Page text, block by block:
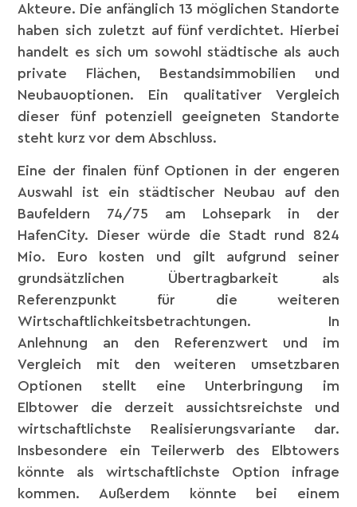
Akteure. Die anfänglich 13 möglichen Standorte
haben sich zuletzt auf fünf verdichtet. Hierbei
handelt es sich um sowohl städtische als auch
private Flächen, Bestandsimmobilien und
Neubauoptionen. Ein qualitativer Vergleich
dieser fünf potenziell geeigneten Standorte
steht kurz vor dem Abschluss.
Eine der finalen fünf Optionen in der engeren
Auswahl ist ein städtischer Neubau auf den
Baufeldern 74/75 am Lohsepark in der
HafenCity. Dieser würde die Stadt rund 824
Mio. Euro kosten und gilt aufgrund seiner
grundsätzlichen Übertragbarkeit als
Referenzpunkt für die weiteren
Wirtschaftlichkeitsbetrachtungen. In
Anlehnung an den Referenzwert und im
Vergleich mit den weiteren umsetzbaren
Optionen stellt eine Unterbringung im
Elbtower die derzeit aussichtsreichste und
wirtschaftlichste Realisierungsvariante dar.
Insbesondere ein Teilerwerb des Elbtowers
könnte als wirtschaftlichste Option infrage
kommen. Außerdem könnte bei einem